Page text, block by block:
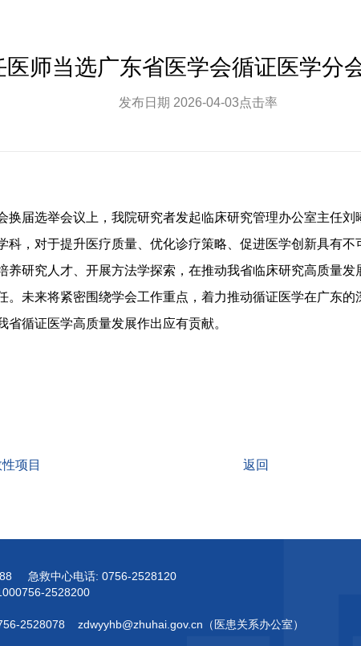
医师当选广东省医学会循证医学分
发布日期 2026-04-03点击率
届选举会议上，我院研究者发起临床研究管理办公室主任刘
，对于提升医疗质量、优化诊疗策略、促进医学创新具有
研究人才、开展方法学探索，在推动我省临床研究高质量发
未来将紧密围绕学会工作重点，着力推动循证医学在广东
循证医学高质量发展作出应有贡献。
项目 返回
急救中心电话: 0756-2528120
0756-2528200
2528078 zdwyyhb@zhuhai.gov.cn（医患关系办公室）